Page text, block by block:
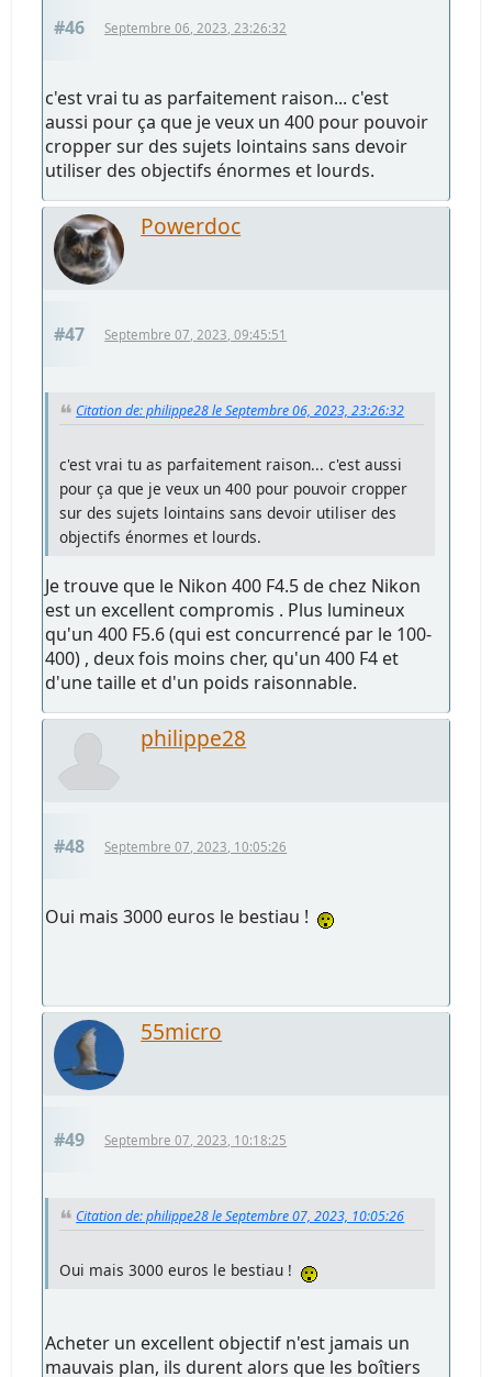
#46 Septembre 06, 2023, 23:26:32
c'est vrai tu as parfaitement raison... c'est
aussi pour ça que je veux un 400 pour pouvoir
cropper sur des sujets lointains sans devoir
utiliser des objectifs énormes et lourds.
Powerdoc
#47 Septembre 07, 2023, 09:45:51
Citation de: philippe28 le Septembre 06, 2023, 23:26:32
c'est vrai tu as parfaitement raison... c'est aussi
pour ça que je veux un 400 pour pouvoir cropper
sur des sujets lointains sans devoir utiliser des
objectifs énormes et lourds.
Je trouve que le Nikon 400 F4.5 de chez Nikon
est un excellent compromis . Plus lumineux
qu'un 400 F5.6 (qui est concurrencé par le 100-
400) , deux fois moins cher, qu'un 400 F4 et
d'une taille et d'un poids raisonnable.
philippe28
#48 Septembre 07, 2023, 10:05:26
Oui mais 3000 euros le bestiau !
55micro
#49 Septembre 07, 2023, 10:18:25
Citation de: philippe28 le Septembre 07, 2023, 10:05:26
Oui mais 3000 euros le bestiau !
Acheter un excellent objectif n'est jamais un
mauvais plan, ils durent alors que les boîtiers